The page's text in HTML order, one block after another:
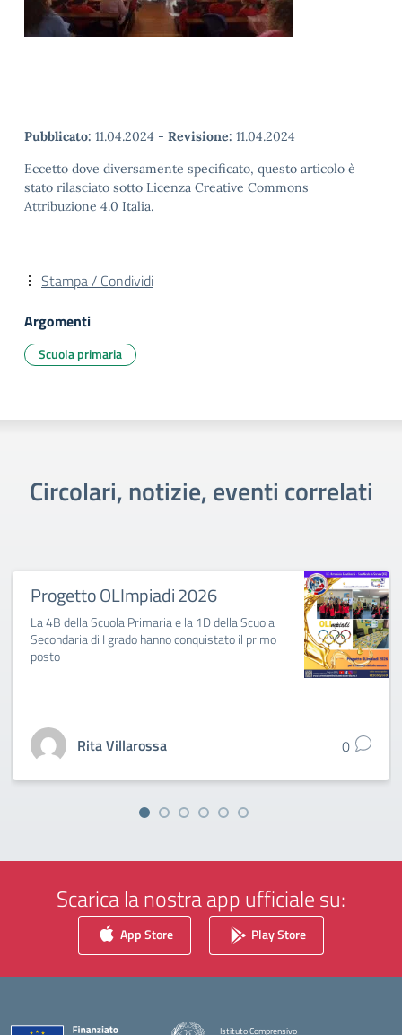
Pubblicato: 11.04.2024 - Revisione: 11.04.2024
Eccetto dove diversamente specificato, questo articolo è
stato rilasciato sotto Licenza Creative Commons
Attribuzione 4.0 Italia.
Stampa / Condividi
Argomenti
Scuola primaria
Circolari, notizie, eventi correlati
Progetto OLImpiadi 2026
La 4B della Scuola Primaria e la 1D della Scuola
Secondaria di I grado hanno conquistato il primo
posto
Rita Villarossa 0
Scarica la nostra app ufficiale su:
App Store Play Store
Istituto Comprensivo